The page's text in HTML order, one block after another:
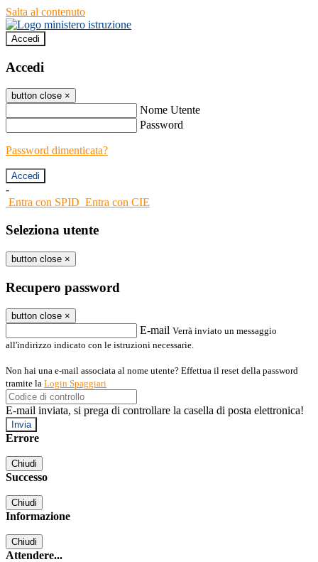
Salta al contenuto
Accedi
Accedi
button close ×
Nome Utente
Password
Password dimenticata?
-
Entra con SPID Entra con CIE
Seleziona utente
button close ×
Recupero password
button close ×
E-mail Verrà inviato un messaggio
all'indirizzo indicato con le istruzioni necessarie.
Non hai una e-mail associata al nome utente? Effettua il reset della password
tramite la Login Spaggiari
E-mail inviata, si prega di controllare la casella di posta elettronica!
Errore
Chiudi
Successo
Chiudi
Informazione
Chiudi
Attendere...